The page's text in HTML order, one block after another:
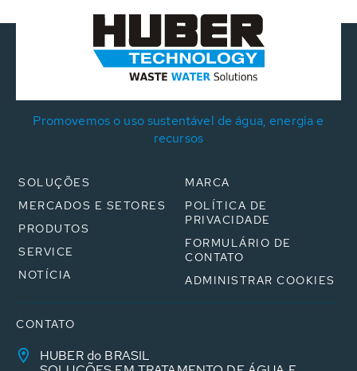
Promovemos o uso sustentável de água, energia e
recursos
SOLUÇÕES
MERCADOS E SETORES
PRODUTOS
SERVICE
NOTÍCIA
MARCA
POLÍTICA DE
PRIVACIDADE
FORMULÁRIO DE
CONTATO
ADMINISTRAR COOKIES
CONTATO
HUBER do BRASIL